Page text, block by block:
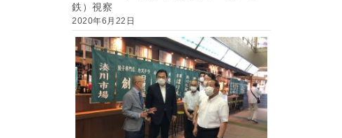
鉄）視察
2020年6月22日